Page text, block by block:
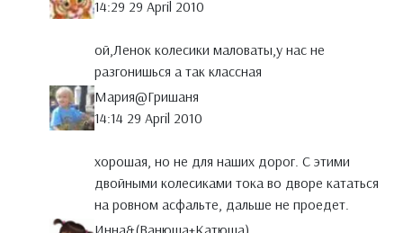
14:29 29 April 2010
ой,Ленок колесики маловаты,у нас не
разгонишься а так классная
Мария@Гришаня
14:14 29 April 2010
хорошая, но не для наших дорог. С этими
двойными колесиками тока во дворе кататься
на ровном асфальте, дальше не проедет.